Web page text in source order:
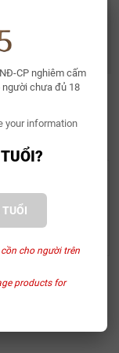
CP nghiêm cấm
người chưa đủ 18
your information
cho người trên
products for
MacNair’s
Peated 10